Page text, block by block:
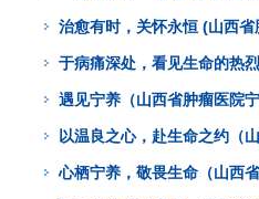
治愈有时，关怀永恒 (山西
于病痛深处，看见生命的热
遇见宁养（山西省肿瘤医院
以温良之心，赴生命之约（
心栖宁养，敬畏生命（山西